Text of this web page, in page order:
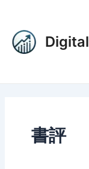
書評
の
ペ